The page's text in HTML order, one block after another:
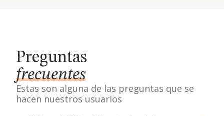
Preguntas
frecuentes
Estas son alguna de las preguntas que se
hacen nuestros usuarios